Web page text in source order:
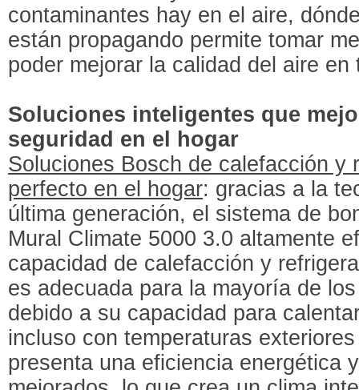
contaminantes hay en el aire,
están propagando permite tomar
poder mejorar la calidad del aire en
Soluciones inteligentes que
seguridad en el hogar
Soluciones Bosch de calefacción y
perfecto en el hogar: gracias a la
última generación, el sistema de
Mural Climate 5000 3.0 altamente
capacidad de calefacción y
es adecuada para la mayoría de
debido a su capacidad para
incluso con temperaturas
presenta una eficiencia energética